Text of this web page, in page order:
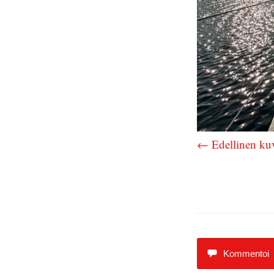
← Edellinen
Kommentoi